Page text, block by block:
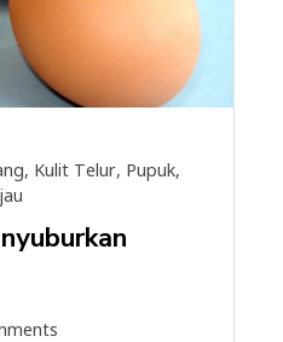
, Kulit Telur, Pupuk,